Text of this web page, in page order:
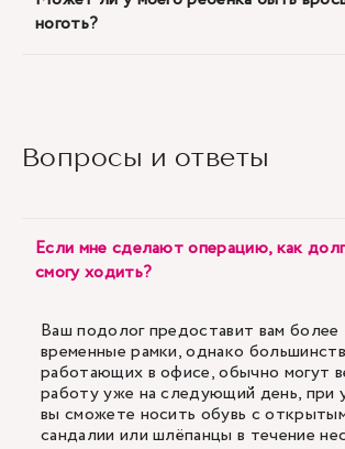
ноготь?
Вопросы и ответы
Если мне сделают операцию, как
смогу ходить?
Ваш подолог предоставит вам более
временные рамки, однако
работающих в офисе, обычно могут
работу уже на следующий день, при
вы сможете носить обувь с
сандалии или шлёпанцы в течение